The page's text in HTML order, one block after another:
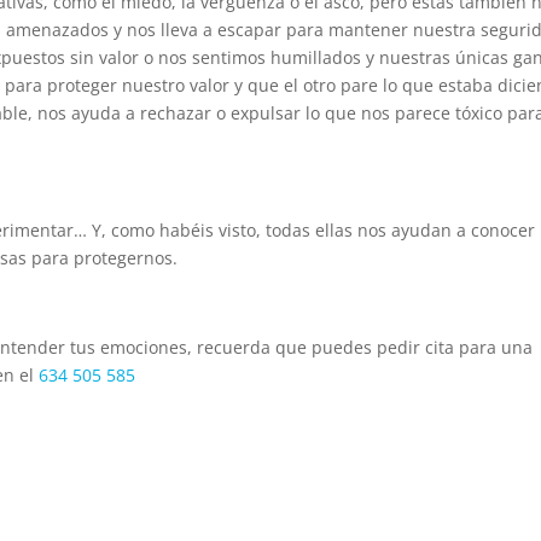
y nos lleva a escapar para mantener nuestra
sin valor o nos sentimos humillados y nuestras únicas
proteger nuestro valor y que el otro pare lo que estaba
nos ayuda a rechazar o expulsar lo que nos parece tóxico
Y, como habéis visto, todas ellas nos ayudan a conocer
para protegernos.
tus emociones, recuerda que puedes pedir cita para una
el 634 505 585